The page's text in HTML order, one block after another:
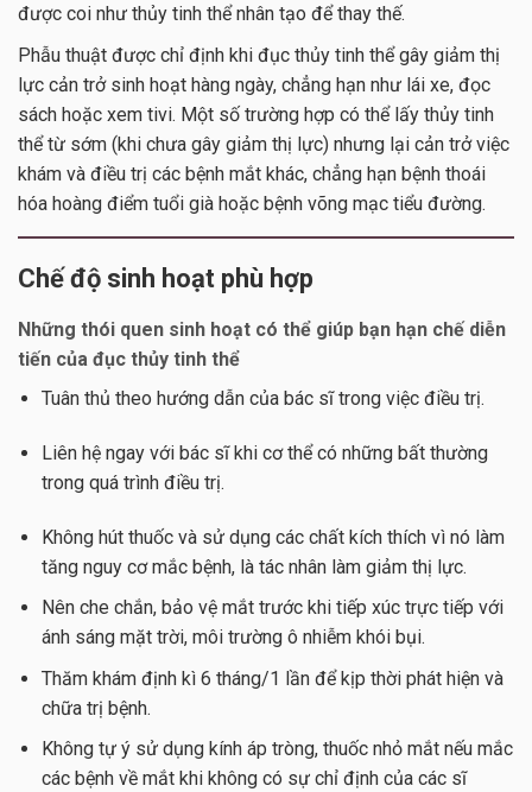
được coi như thủy tinh thể nhân tạo để thay thế.
Phẫu thuật được chỉ định khi đục thủy tinh thể gây giảm thị
lực cản trở sinh hoạt hàng ngày, chẳng hạn như lái xe, đọc
sách hoặc xem tivi. Một số trường hợp có thể lấy thủy tinh
thể từ sớm (khi chưa gây giảm thị lực) nhưng lại cản trở việc
khám và điều trị các bệnh mắt khác, chẳng hạn bệnh thoái
hóa hoàng điểm tuổi già hoặc bệnh võng mạc tiểu đường.
Chế độ sinh hoạt phù hợp
Những thói quen sinh hoạt có thể giúp bạn hạn chế diễn
tiến của đục thủy tinh thể
Tuân thủ theo hướng dẫn của bác sĩ trong việc điều trị.
Liên hệ ngay với bác sĩ khi cơ thể có những bất thường
trong quá trình điều trị.
Không hút thuốc và sử dụng các chất kích thích vì nó làm
tăng nguy cơ mắc bệnh, là tác nhân làm giảm thị lực.
Nên che chắn, bảo vệ mắt trước khi tiếp xúc trực tiếp với
ánh sáng mặt trời, môi trường ô nhiễm khói bụi.
Thăm khám định kì 6 tháng/1 lần để kịp thời phát hiện và
chữa trị bệnh.
Không tự ý sử dụng kính áp tròng, thuốc nhỏ mắt nếu mắc
các bệnh về mắt khi không có sự chỉ định của các sĩ